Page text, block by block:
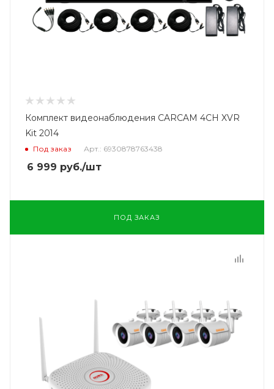
Комплект видеонаблюдения CARCAM 4CH XVR
Kit 2014
Под заказ Арт.: 6930878763438
6 999 руб./шт
ПОД ЗАКАЗ